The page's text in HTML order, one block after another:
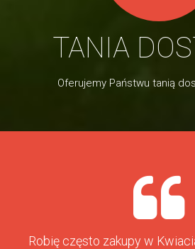
TANIA
Oferujemy Państwu tanią
Robię często zakupy w